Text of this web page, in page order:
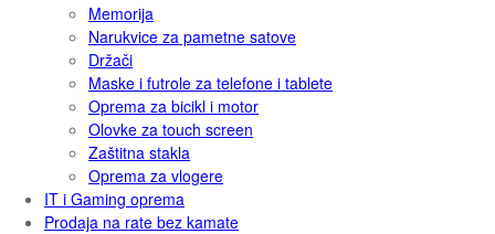
Memorija
Narukvice za pametne satove
Držači
Maske i futrole za telefone i tablete
Oprema za bicikl i motor
Olovke za touch screen
Zaštitna stakla
Oprema za vlogere
IT i Gaming oprema
Prodaja na rate bez kamate